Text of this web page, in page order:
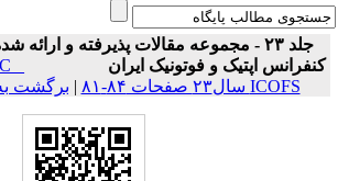
جلد ۲۳ - مجموعه مقالات پذیرفته و ارائه
کنفرانس اپتیک و فوتونیک ایران
_
ICOFS سال۲۳ صفحات ۸۴-۸۱
| برگشت